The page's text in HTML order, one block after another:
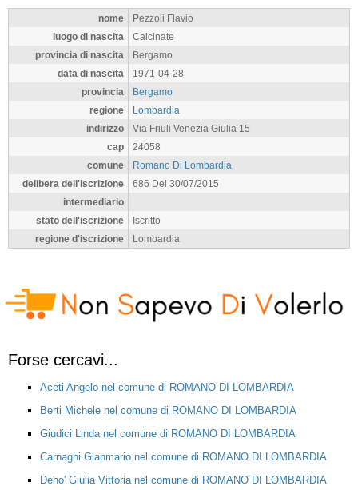
nome
Pezzoli Flavio
luogo di nascita
Calcinate
provincia di nascita
Bergamo
data di nascita
1971-04-28
provincia
Bergamo
regione
Lombardia
indirizzo
Via Friuli Venezia Giulia 15
cap
24058
comune
Romano Di Lombardia
delibera dell'iscrizione
686 Del 30/07/2015
intermediario
stato dell'iscrizione
Iscritto
regione d'iscrizione
Lombardia
Forse cercavi...
Aceti Angelo nel comune di ROMANO DI LOMBARDIA
Berti Michele nel comune di ROMANO DI LOMBARDIA
Giudici Linda nel comune di ROMANO DI LOMBARDIA
Carnaghi Gianmario nel comune di ROMANO DI LOMBARDIA
Deho' Giulia Vittoria nel comune di ROMANO DI LOMBARDIA